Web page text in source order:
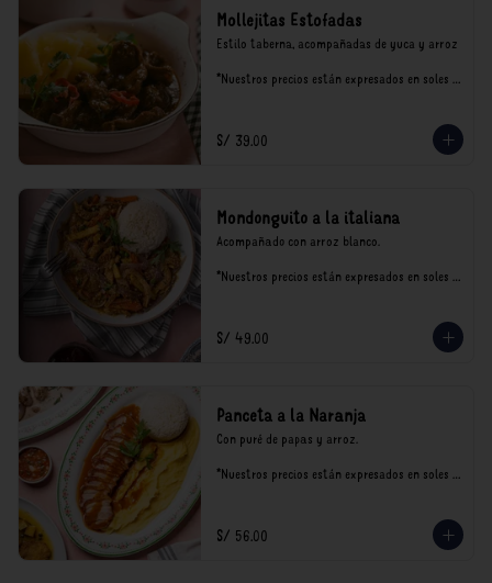
Mollejitas Estofadas
Estilo taberna, acompañadas de yuca y arroz
*Nuestros precios están expresados en soles e
S/ 39.00
Mondonguito a la italiana
Acompañado con arroz blanco.
*Nuestros precios están expresados en soles e
S/ 49.00
Panceta a la Naranja
Con puré de papas y arroz.
*Nuestros precios están expresados en soles e
S/ 56.00